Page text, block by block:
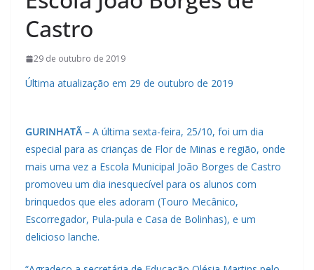
Castro
29 de outubro de 2019
Última atualização em 29 de outubro de 2019
GURINHATÃ – A última sexta-feira, 25/10, foi um dia
especial para as crianças de Flor de Minas e região, onde
mais uma vez a Escola Municipal João Borges de Castro
promoveu um dia inesquecível para os alunos com
brinquedos que eles adoram (Touro Mecânico,
Escorregador, Pula-pula e Casa de Bolinhas), e um
delicioso lanche.